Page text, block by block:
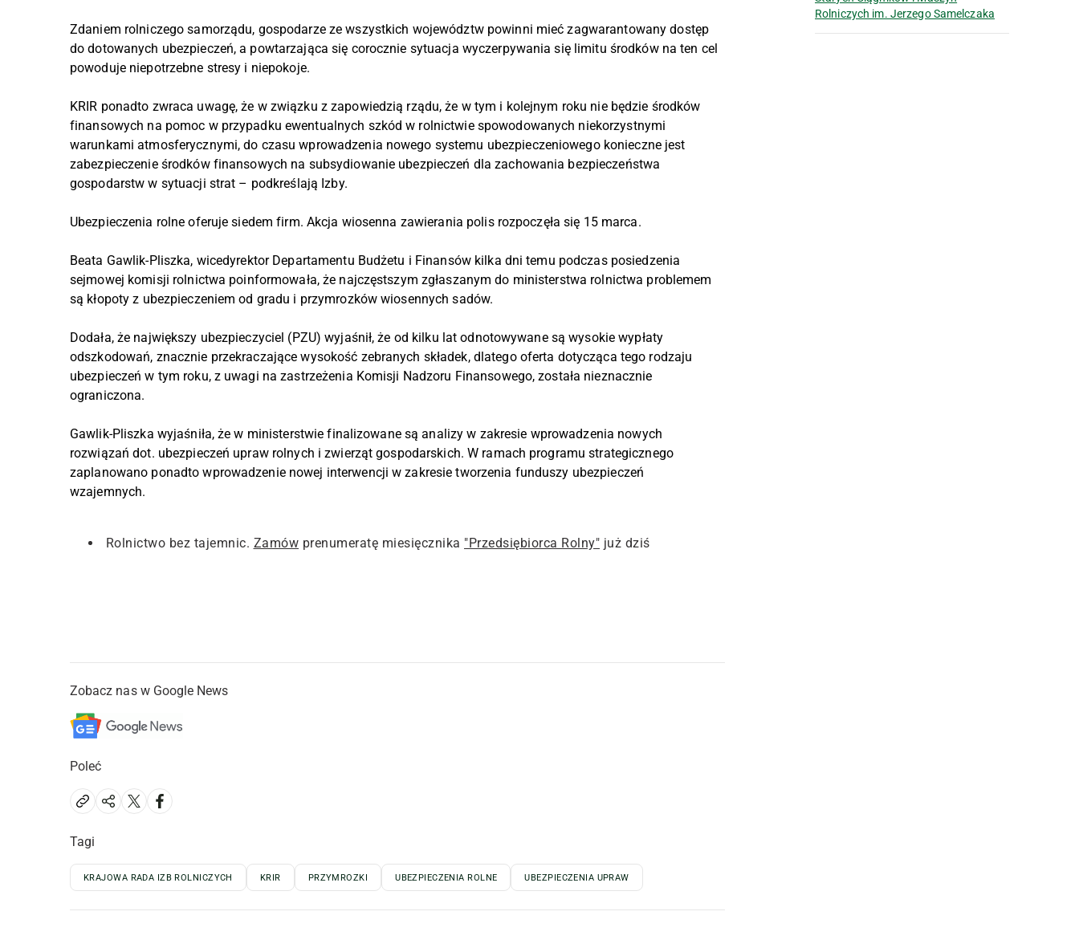
Zdaniem rolniczego samorządu, gospodarze ze wszystkich województw powinni mieć zagwarantowany dostęp
do dotowanych ubezpieczeń, a powtarzająca się corocznie sytuacja wyczerpywania się limitu środków na ten cel
powoduje niepotrzebne stresy i niepokoje.
KRIR ponadto zwraca uwagę, że w związku z zapowiedzią rządu, że w tym i kolejnym roku nie będzie środków
finansowych na pomoc w przypadku ewentualnych szkód w rolnictwie spowodowanych niekorzystnymi
warunkami atmosferycznymi, do czasu wprowadzenia nowego systemu ubezpieczeniowego konieczne jest
zabezpieczenie środków finansowych na subsydiowanie ubezpieczeń dla zachowania bezpieczeństwa
gospodarstw w sytuacji strat – podkreślają Izby.
Ubezpieczenia rolne oferuje siedem firm. Akcja wiosenna zawierania polis rozpoczęła się 15 marca.
Beata Gawlik-Pliszka, wicedyrektor Departamentu Budżetu i Finansów kilka dni temu podczas posiedzenia
sejmowej komisji rolnictwa poinformowała, że najczęstszym zgłaszanym do ministerstwa rolnictwa problemem
są kłopoty z ubezpieczeniem od gradu i przymrozków wiosennych sadów.
Dodała, że największy ubezpieczyciel (PZU) wyjaśnił, że od kilku lat odnotowywane są wysokie wypłaty
odszkodowań, znacznie przekraczające wysokość zebranych składek, dlatego oferta dotycząca tego rodzaju
ubezpieczeń w tym roku, z uwagi na zastrzeżenia Komisji Nadzoru Finansowego, została nieznacznie
ograniczona.
Gawlik-Pliszka wyjaśniła, że w ministerstwie finalizowane są analizy w zakresie wprowadzenia nowych
rozwiązań dot. ubezpieczeń upraw rolnych i zwierząt gospodarskich. W ramach programu strategicznego
zaplanowano ponadto wprowadzenie nowej interwencji w zakresie tworzenia funduszy ubezpieczeń
wzajemnych.
Rolnictwo bez tajemnic. Zamów prenumeratę miesięcznika "Przedsiębiorca Rolny" już dziś
Zobacz nas w Google News
Poleć
Tagi
KRAJOWA RADA IZB ROLNICZYCH KRIR PRZYMROZKI UBEZPIECZENIA ROLNE UBEZPIECZENIA UPRAW
Rolniczych im. Jerzego Samelczaka